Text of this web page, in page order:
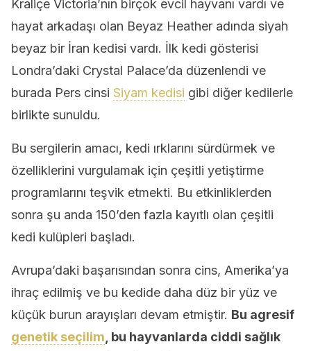
Kraliçe Victoria’nın birçok evcil hayvanı vardı ve
hayat arkadaşı olan Beyaz Heather adında siyah
beyaz bir İran kedisi vardı. İlk kedi gösterisi
Londra’daki Crystal Palace’da düzenlendi ve
burada Pers cinsi Siyam kedisi gibi diğer kedilerle
birlikte sunuldu.
Bu sergilerin amacı, kedi ırklarını sürdürmek ve
özelliklerini vurgulamak için çeşitli yetiştirme
programlarını teşvik etmekti. Bu etkinliklerden
sonra şu anda 150’den fazla kayıtlı olan çeşitli
kedi kulüpleri başladı.
Avrupa’daki başarısından sonra cins, Amerika’ya
ihraç edilmiş ve bu kedide daha düz bir yüz ve
küçük burun arayışları devam etmiştir. Bu agresif
genetik seçilim , bu hayvanlarda ciddi sağlık